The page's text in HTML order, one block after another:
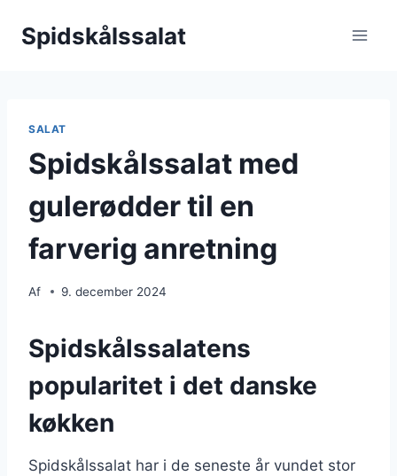
Spidskålssalat
SALAT
Spidskålssalat med
gulerødder til en
farverig anretning
Af 9. december 2024
Spidskålssalatens
popularitet i det danske
køkken
Spidskålssalat har i de seneste år vundet stor